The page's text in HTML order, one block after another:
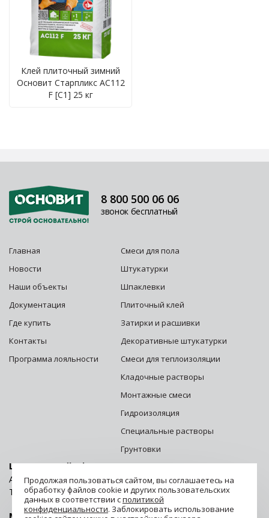
Клей плиточный зимний
Основит Старпликс AC112
F [C1] 25 кг
Главная
Новости
Наши объекты
Документация
Где купить
Контакты
Программа лояльности
Смеси для пола
Штукатурки
Шпаклевки
Плиточный клей
Затирки и расшивки
Декоративные штукатурки
Смеси для теплоизоляции
Кладочные растворы
Монтажные смеси
Гидроизоляция
Специальные растворы
Грунтовки
8 800 500 06 06
звонок бесплатный
Центральный офис г. Москва:
Адрес: 125252, г. Москва, ул. Зорге, д. 28 стр. 1
Телефон:8 (800) 500-06-06
Продолжая пользоваться сайтом, вы соглашаетесь на
обработку файлов cookie и других пользовательских
данных в соответствии сполитикой
конфиденциальности. Заблокировать использование